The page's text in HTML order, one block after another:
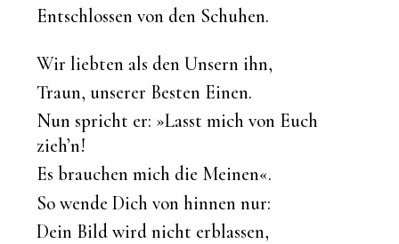
Entschlossen von den Schuhen.
Wir liebten als den Unsern ihn,
Traun, unserer Besten Einen.
Nun spricht er: »Lasst mich von Euch
zieh’n!
Es brauchen mich die Meinen«.
So wende Dich von hinnen nur:
Dein Bild wird nicht erblassen,